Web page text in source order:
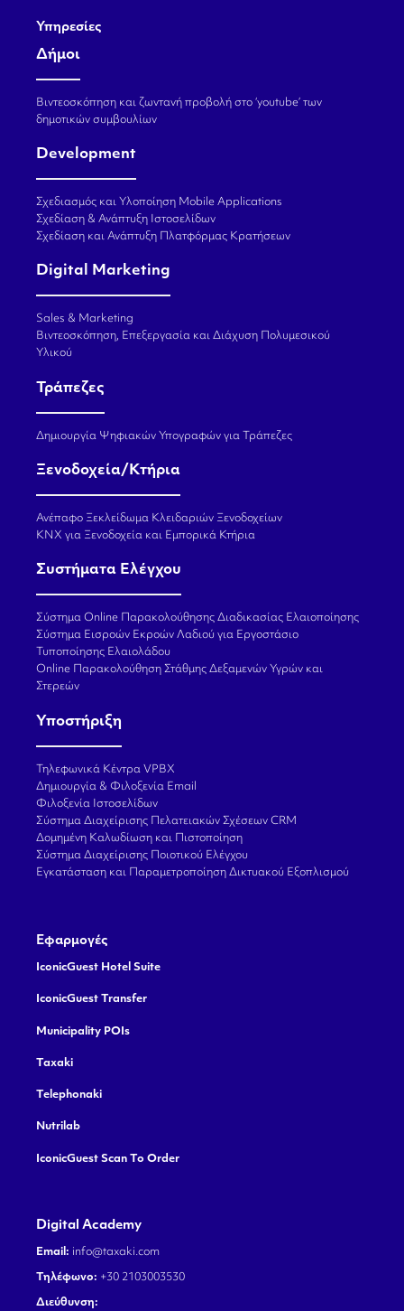
Υπηρεσίες
Δήμοι
Βιντεοσκόπηση και ζωντανή προβολή στο ‘youtube’ των
δημοτικών συμβουλίων
Development
Σχεδιασμός και Υλοποίηση Mobile Applications
Σχεδίαση & Ανάπτυξη Ιστοσελίδων
Σχεδίαση και Ανάπτυξη Πλατφόρμας Κρατήσεων
Digital Marketing
Sales & Marketing
Βιντεοσκόπηση, Επεξεργασία και Διάχυση Πολυμεσικού
Υλικού
Τράπεζες
Δημιουργία Ψηφιακών Υπογραφών για Τράπεζες
Ξενοδοχεία/Κτήρια
Ανέπαφο Ξεκλείδωμα Κλειδαριών Ξενοδοχείων
KNX για Ξενοδοχεία και Εμπορικά Κτήρια
Συστήματα Ελέγχου
Σύστημα Online Παρακολούθησης Διαδικασίας Ελαιοποίησης
Σύστημα Εισροών Εκροών Λαδιού για Εργοστάσιο
Τυποποίησης Ελαιολάδου
Online Παρακολούθηση Στάθμης Δεξαμενών Υγρών και
Στερεών
Υποστήριξη
Τηλεφωνικά Κέντρα VPBX
Δημιουργία & Φιλοξενία Email
Φιλοξενία Ιστοσελίδων
Σύστημα Διαχείρισης Πελατειακών Σχέσεων CRM
Δομημένη Καλωδίωση και Πιστοποίηση
Σύστημα Διαχείρισης Ποιοτικού Ελέγχου
Εγκατάσταση και Παραμετροποίηση Δικτυακού Εξοπλισμού
Εφαρμογές
IconicGuest Hotel Suite
IconicGuest Transfer
Municipality POIs
Taxaki
Telephonaki
Nutrilab
IconicGuest Scan To Order
Digital Academy
Email: info@taxaki.com
Τηλέφωνο: +30 2103003530
Διεύθυνση: